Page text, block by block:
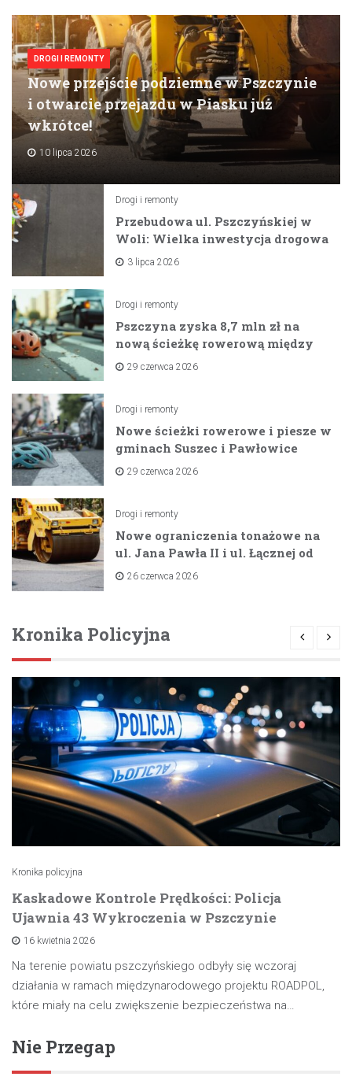
DROGI I REMONTY
Nowe przejście podziemne w Pszczynie
i otwarcie przejazdu w Piasku już
wkrótce!
10 lipca 2026
Drogi i remonty
Przebudowa ul. Pszczyńskiej w
Woli: Wielka inwestycja drogowa
na horyzoncie
3 lipca 2026
Drogi i remonty
Pszczyna zyska 8,7 mln zł na
nową ścieżkę rowerową między
zaporami
29 czerwca 2026
Drogi i remonty
Nowe ścieżki rowerowe i piesze w
gminach Suszec i Pawłowice
dzięki unijnemu wsparciu
29 czerwca 2026
Drogi i remonty
Nowe ograniczenia tonażowe na
ul. Jana Pawła II i ul. Łącznej od
lipca 2026 roku
26 czerwca 2026
Kronika Policyjna
Kronika policyjna
Kaskadowe Kontrole Prędkości: Policja
Ujawnia 43 Wykroczenia w Pszczynie
16 kwietnia 2026
Na terenie powiatu pszczyńskiego odbyły się wczoraj
działania w ramach międzynarodowego projektu ROADPOL,
które miały na celu zwiększenie bezpieczeństwa na…
Nie Przegap